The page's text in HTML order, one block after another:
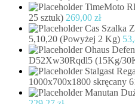
TimeMoto
25 sztuk) 269,00 zł
Cas Szalka
5,10,20 (Powyżej 2 Kg)
Ohaus
D52Xw30Rqdl5 (15Kg/
Stalgast
1000x700x1800 skręcany
Manutan